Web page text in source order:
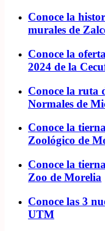
Conoce la
murales de
Conoce la
2024 de la
Conoce la ruta
Normales de
Conoce la
Zoológico de
Conoce la
Zoo de Morelia
Conoce las 3
UTM